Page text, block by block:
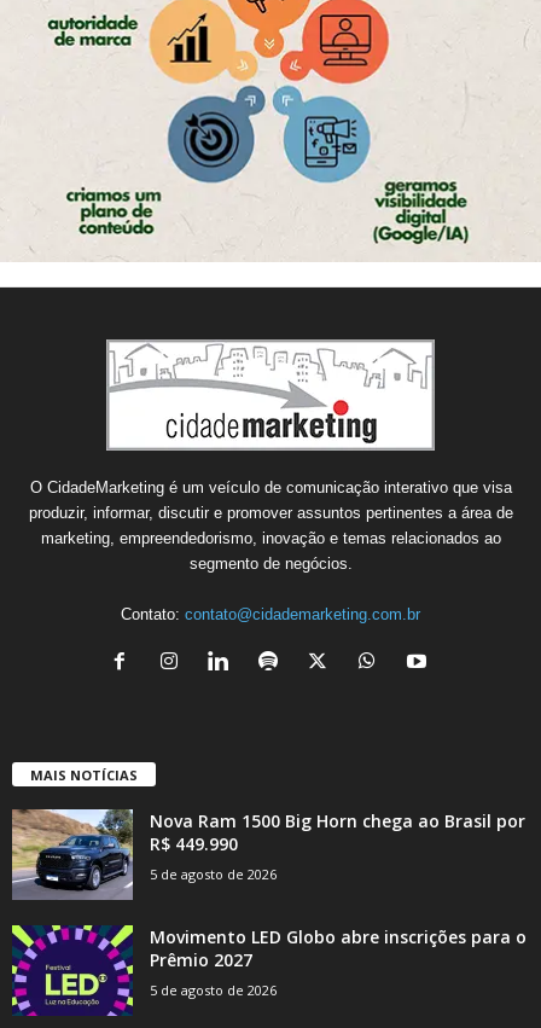
O CidadeMarketing é um veículo de comunicação interativo que visa
produzir, informar, discutir e promover assuntos pertinentes a área de
marketing, empreendedorismo, inovação e temas relacionados ao
segmento de negócios.
Contato: contato@cidademarketing.com.br
MAIS NOTÍCIAS
Nova Ram 1500 Big Horn chega ao Brasil por
R$ 449.990
5 de agosto de 2026
Movimento LED Globo abre inscrições para o
Prêmio 2027
5 de agosto de 2026